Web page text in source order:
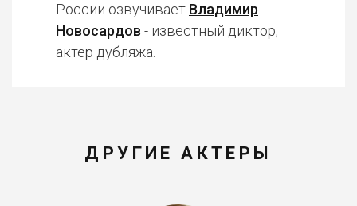
России озвучивает Владимир
Новосардов - известный диктор,
актер дубляжа.
ДРУГИЕ АКТЕРЫ